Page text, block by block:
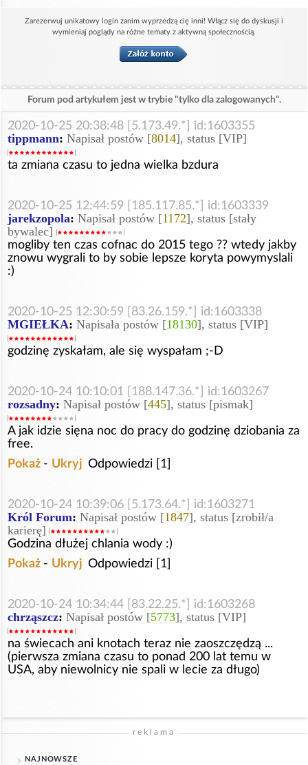
Zarezerwuj unikatowy login zanim wyprzedzą cię inni! Włącz się do dyskusji i
wymieniaj poglądy na różne tematy z aktywną społecznością.
Forum pod artykułem jest w trybie "tylko dla zalogowanych".
2020-10-25 20:38:48 [5.173.49.*] id:1603355
tippmann: Napisał postów [8014], status [VIP]
ta zmiana czasu to jedna wielka bzdura
2020-10-25 12:44:59 [185.117.85.*] id:1603339
jarekzopola: Napisał postów [1172], status [stały
bywalec]
mogliby ten czas cofnac do 2015 tego ?? wtedy jakby
znowu wygrali to by sobie lepsze koryta powymyslali
:)
2020-10-25 12:30:59 [83.26.159.*] id:1603338
MGIEŁKA: Napisała postów [18130], status [VIP]
godzinę zyskałam, ale się wyspałam ;-D
2020-10-24 10:10:01 [188.147.36.*] id:1603267
rozsadny: Napisał postów [445], status [pismak]
A jak idzie sięna noc do pracy do godzinę dziobania za
free.
Pokaż - Ukryj Odpowiedzi [1]
2020-10-24 10:39:06 [5.173.64.*] id:1603271
Król Forum: Napisał postów [1847], status [zrobił/a
karierę]
Godzina dłużej chlania wody :)
Pokaż - Ukryj Odpowiedzi [1]
2020-10-24 10:34:44 [83.22.25.*] id:1603268
chrząszcz: Napisał postów [5773], status [VIP]
na świecach ani knotach teraz nie zaoszczędzą ...
(pierwsza zmiana czasu to ponad 200 lat temu w
USA, aby niewolnicy nie spali w lecie za długo)
reklama
NAJNOWSZE